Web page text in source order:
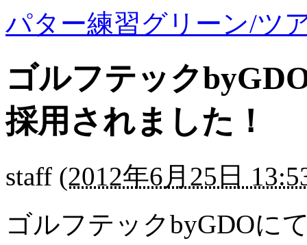
パター練習グリーン/ツ
ゴルフテック
採用されました！
staff (2012年6月25日
ゴルフテックbyGDOに